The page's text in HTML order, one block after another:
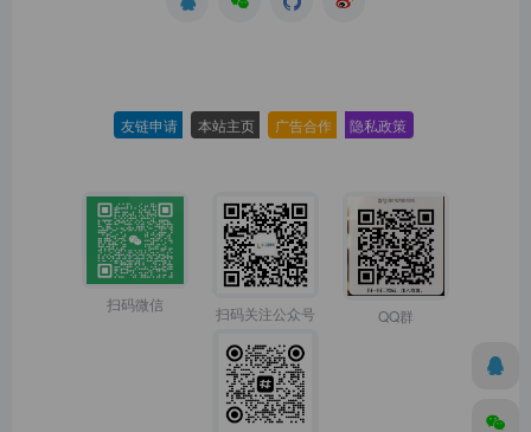
友链申请 本站主页 广告合作 隐私政策
扫码微信 扫码关注公众号 QQ群